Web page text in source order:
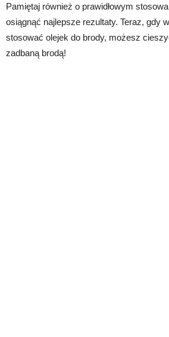
Pamiętaj również o prawidłowym
osiągnąć najlepsze rezultaty. Teraz, gdy
stosować olejek do brody, możesz
zadbaną brodą!